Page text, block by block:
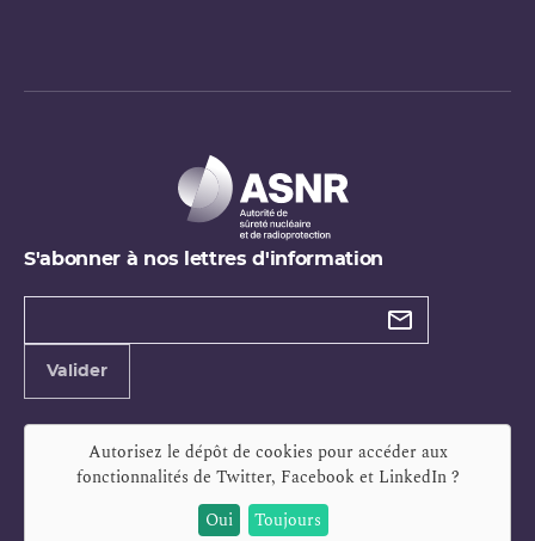
S'abonner à nos lettres d'information
Types de
Valider
Autorisez le dépôt de cookies pour accéder aux
fonctionnalités de Twitter, Facebook et LinkedIn?
Oui
Toujours